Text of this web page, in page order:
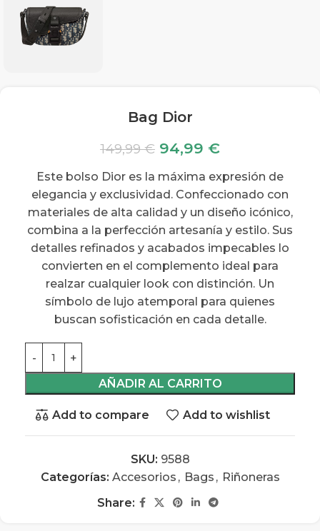
Bag Dior
149,99€ 94,99 €
Este bolso Dior es la máxima expresión de
elegancia y exclusividad. Confeccionado con
materiales de alta calidad y un diseño icónico,
combina a la perfección artesanía y estilo. Sus
detalles refinados y acabados impecables lo
convierten en el complemento ideal para
realzar cualquier look con distinción. Un
símbolo de lujo atemporal para quienes
buscan sofisticación en cada detalle.
AÑADIR AL CARRITO
Add to compare Add to wishlist
SKU: 9588
Categorías: Accesorios , Bags , Riñoneras
Share: